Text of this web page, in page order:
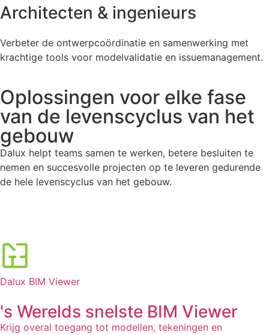
Architecten & ingenieurs
Verbeter de ontwerpcoördinatie en samenwerking met
krachtige tools voor modelvalidatie en issuemanagement.
Oplossingen voor elke fase
van de levenscyclus van het
gebouw
Dalux helpt teams samen te werken, betere besluiten te
nemen en succesvolle projecten op te leveren gedurende
de hele levenscyclus van het gebouw.
Dalux BIM Viewer
's Werelds snelste BIM Viewer
Krijg overal toegang tot modellen, tekeningen en